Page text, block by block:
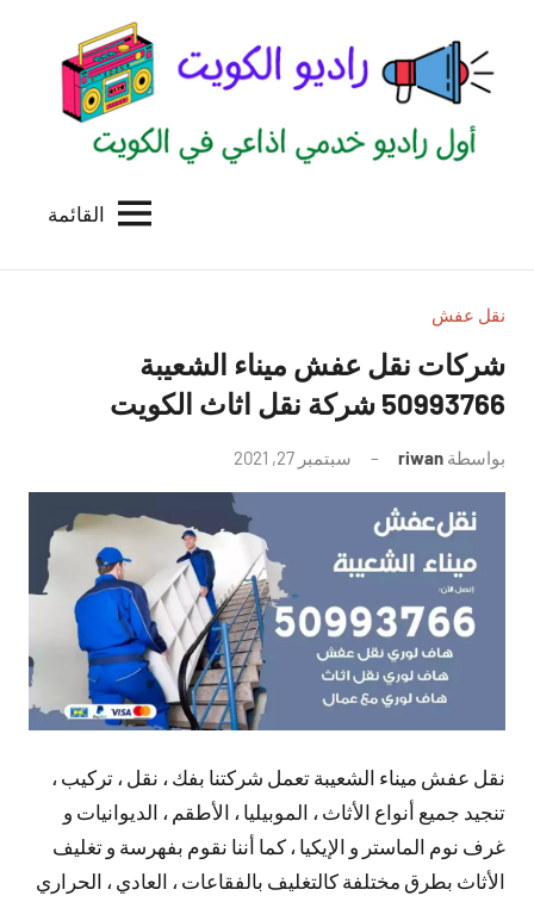
المحتوى
الكويت
للاعلانات
بالكويت
القائمة
نقل عفش
شركات نقل عفش ميناء الشعيبة
50993766 شركة نقل اثاث الكويت
بواسطة riwan سبتمبر 27, 2021
توجد
تعليقات
نقل عفش ميناء الشعيبة تعمل شركتنا بفك ، نقل ، تركيب ،
تنجيد جميع أنواع الأثاث ، الموبيليا ، الأطقم ، الديوانيات و
غرف نوم الماستر و الإيكيا ، كما أننا نقوم بفهرسة و تغليف
الأثاث بطرق مختلفة كالتغليف بالفقاعات ، العادي ، الحراري